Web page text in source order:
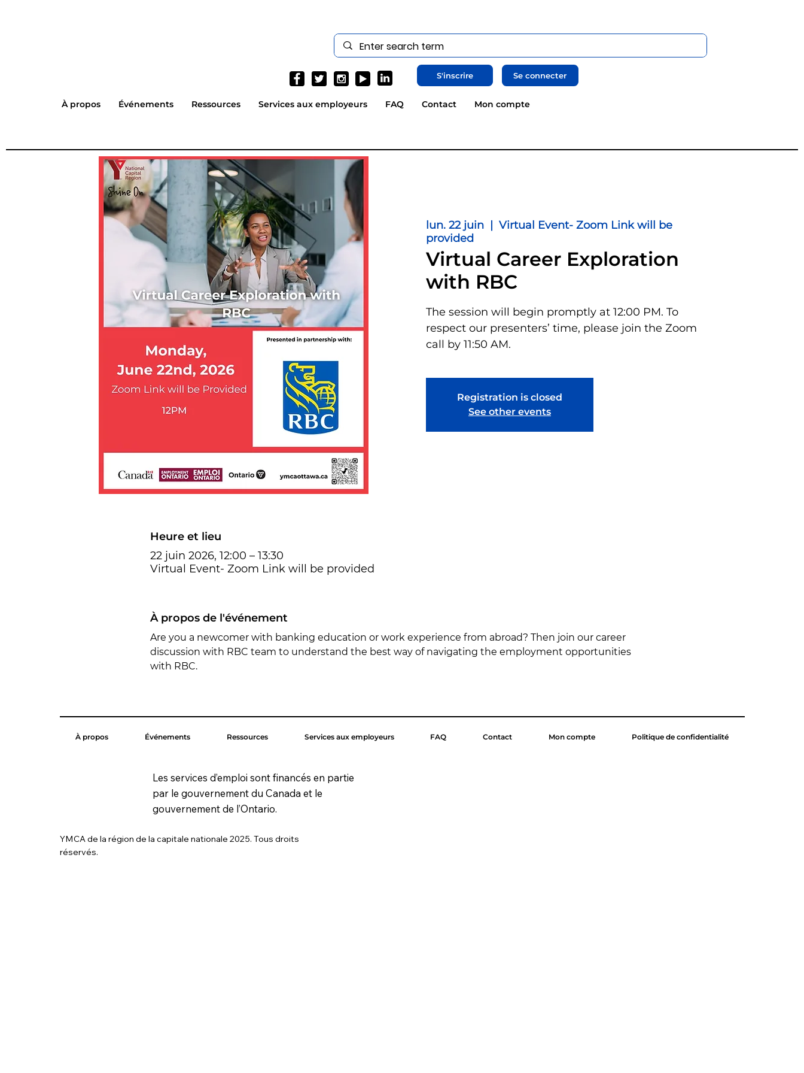
S'inscrire Se connecter
À propos Événements Ressources Services aux employeurs FAQ Contact Mon compte
lun. 22 juin
Virtual Event- Zoom Link will be
provided
Virtual Career Exploration
with RBC
The session will begin promptly at 12:00 PM. To
respect our presenters’ time, please join the Zoom
call by 11:50 AM.
Registration is closed
See other events
Heure et lieu
22 juin 2026, 12:00 – 13:30
Virtual Event- Zoom Link will be provided
À propos de l'événement
Are you a newcomer with banking education or work experience from abroad? Then join our career
discussion with RBC team to understand the best way of navigating the employment opportunities
with RBC.
À propos Événements Ressources Services aux employeurs FAQ Contact Mon compte Politique de confidentialité
Les services d’emploi sont financés en partie
par le gouvernement du Canada et le
gouvernement de l’Ontario.
YMCA de la région de la capitale nationale 2025. Tous droits
réservés.